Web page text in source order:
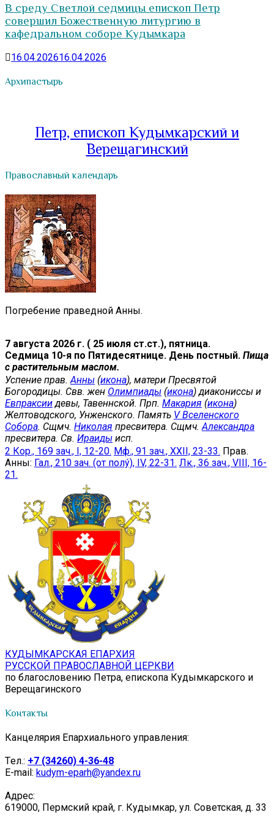
В среду Светлой седмицы епископ Петр
совершил Божественную литургию в
кафедральном соборе Кудымкара
16.04.202616.04.2026
Архипастырь
Петр, епископ Кудымкарский и
Верещагинский
Православный календарь
Погребение праведной Анны.
7 августа 2026 г. ( 25 июля ст.ст.), пятница.
Седмица 10-я по Пятидесятнице. День постный. Пища
с растительным маслом.
Успение прав. Анны (икона), матери Пресвятой
Богородицы. Свв. жен Олимпиады (икона) диакониссы и
Евпраксии девы, Тавеннской. Прп. Макария (икона)
Желтоводского, Унженского. Память V Вселенского
Собора. Сщмч. Николая пресвитера. Сщмч. Александра
пресвитера. Св. Ираиды исп.
2 Кор., 169 зач., I, 12-20. Мф., 91 зач., XXII, 23-33. Прав.
Анны: Гал., 210 зач. (от полу́), IV, 22-31. Лк., 36 зач., VIII, 16-
21.
КУДЫМКАРСКАЯ ЕПАРХИЯ
РУССКОЙ ПРАВОСЛАВНОЙ ЦЕРКВИ
по благословению Петра, епископа Кудымкарского и
Верещагинского
Контакты
Канцелярия Епархиального управления:
Tел.: +7 (34260) 4-36-48
E-mail: kudym-eparh@yandex.ru
Адрес:
619000, Пермский край, г. Кудымкар, ул. Советская, д. 33